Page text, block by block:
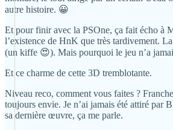
autre histoire. 😀
Et pour finir avec la PSOne, ça fait écho à
l’existence de HnK que très tardivement.
(un kiffe 😍). Mais pourquoi le jeu n’a
Et ce charme de cette 3D tremblotante.
Niveau reco, comment vous faites ?
toujours envie. Je n’ai jamais été attiré par
sa dernière œuvre, ça me parle.